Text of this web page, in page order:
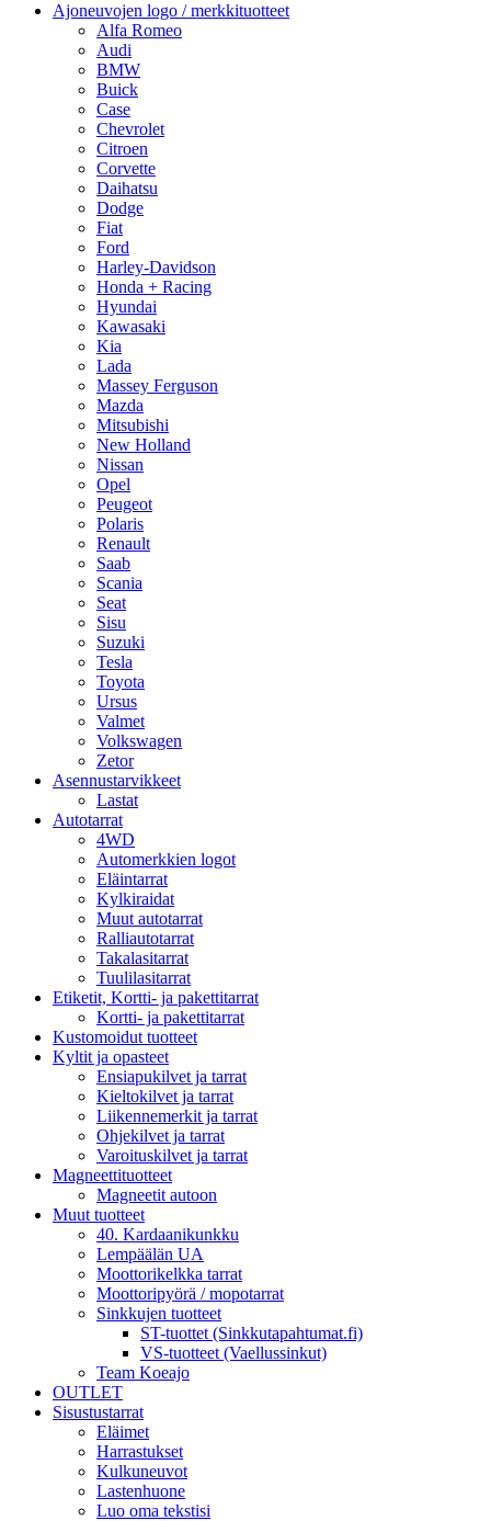
Ajoneuvojen logo / merkkituotteet
Alfa Romeo
Audi
BMW
Buick
Case
Chevrolet
Citroen
Corvette
Daihatsu
Dodge
Fiat
Ford
Harley-Davidson
Honda + Racing
Hyundai
Kawasaki
Kia
Lada
Massey Ferguson
Mazda
Mitsubishi
New Holland
Nissan
Opel
Peugeot
Polaris
Renault
Saab
Scania
Seat
Sisu
Suzuki
Tesla
Toyota
Ursus
Valmet
Volkswagen
Zetor
Asennustarvikkeet
Lastat
Autotarrat
4WD
Automerkkien logot
Eläintarrat
Kylkiraidat
Muut autotarrat
Ralliautotarrat
Takalasitarrat
Tuulilasitarrat
Etiketit, Kortti- ja pakettitarrat
Kortti- ja pakettitarrat
Kustomoidut tuotteet
Kyltit ja opasteet
Ensiapukilvet ja tarrat
Kieltokilvet ja tarrat
Liikennemerkit ja tarrat
Ohjekilvet ja tarrat
Varoituskilvet ja tarrat
Magneettituotteet
Magneetit autoon
Muut tuotteet
40. Kardaanikunkku
Lempäälän UA
Moottorikelkka tarrat
Moottoripyörä / mopotarrat
Sinkkujen tuotteet
ST-tuottet (Sinkkutapahtumat.fi)
VS-tuotteet (Vaellussinkut)
Team Koeajo
OUTLET
Sisustustarrat
Eläimet
Harrastukset
Kulkuneuvot
Lastenhuone
Luo oma tekstisi